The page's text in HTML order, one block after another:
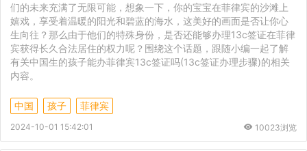
们的未来充满了无限可能，想象一下，你的宝宝在菲律宾的沙滩上
嬉戏，享受着温暖的阳光和碧蓝的海水，这美好的画面是否让你心
生向往？那么由于他们的特殊身份，是否还能够办理13c签证在菲律
宾获得长久合法居住的权力呢？围绕这个话题，跟随小编一起了解
有关中国生的孩子能办菲律宾13c签证吗(13c签证办理步骤)的相关
内容。
中国 孩子 菲律宾
2024-10-01 15:42:01 10023浏览